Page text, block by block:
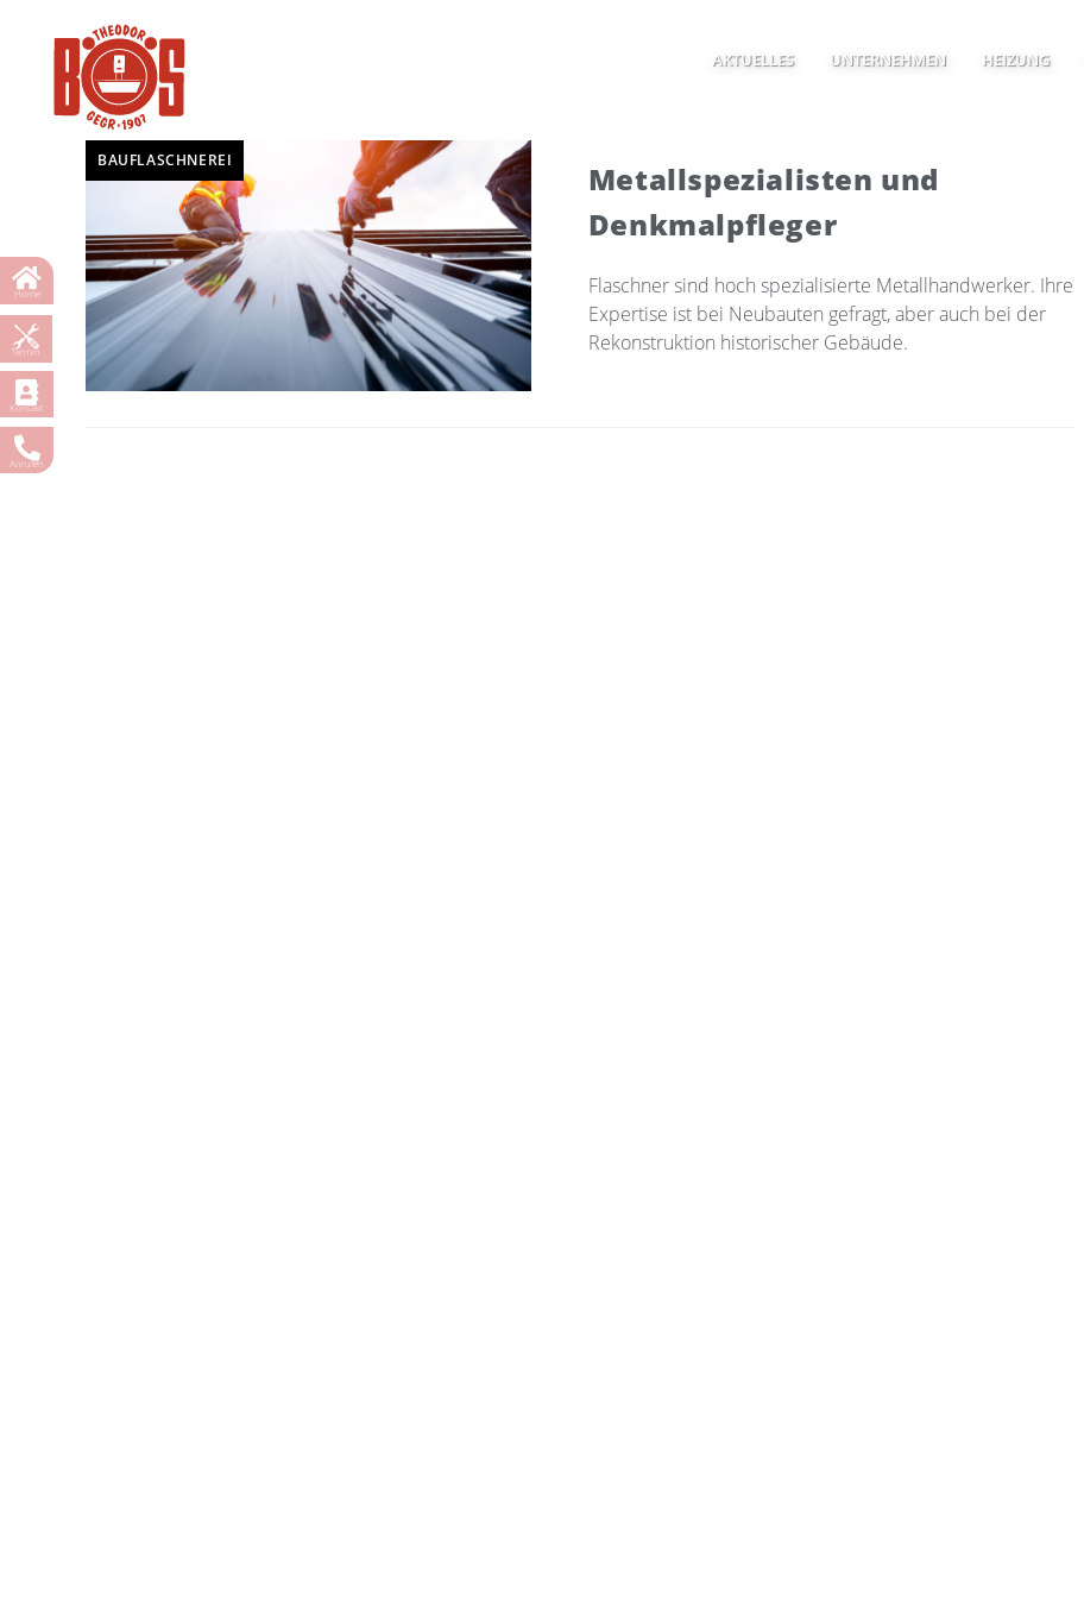
AKTUELLES UNTERNEHMEN HEIZUNG
BAUFLASCHNEREI
Metallspezialisten und
Denkmalpfleger
Flaschner sind hoch spezialisierte Metallhandwerker. Ihre
Expertise ist bei Neubauten gefragt, aber auch bei der
Rekonstruktion historischer Gebäude.
Home
Termin
Kontakt
Anrufen